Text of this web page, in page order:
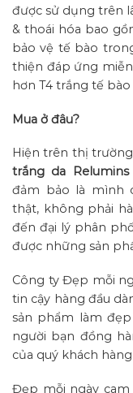
được sử dụng trên
& thoái hóa bao
bảo vệ tế bào
thiện đáp ứng
hơn T4 trắng tế
Mua ở đâu?
Hiện trên thị
trắng da Relumins
đảm bảo là mình
thật, không phải
đến đại lý phân
được những sản
Công ty Đẹp mỗi
tin cậy hàng đầu
sản phẩm làm
người bạn đồng
của quý khách
Đẹp mỗi ngày